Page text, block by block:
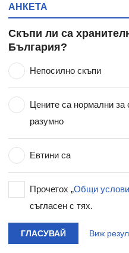
АНКЕТА
Скъпи ли са
България?
Непосилно скъпи
Цените са нормални за
разумно
Евтини са
Прочетох „Общи
съгласен с тях.
ГЛАСУВАЙ Виж